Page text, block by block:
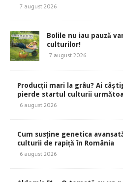
7 august 2026
Bolile nu iau pauză
culturilor!
7 august 2026
Producții mari la grâu? Ai
pierde startul culturii
6 august 2026
Cum susține genetica
culturii de rapiță în România
6 august 2026